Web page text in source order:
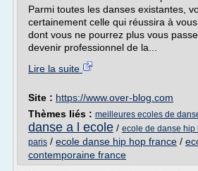
Parmi toutes les danses existantes,
certainement celle qui réussira à
dont vous ne pourrez plus vous
devenir professionnel de la...
Lire la suite
Site : https://www.over-blog.com
Thèmes liés : meilleures ecoles de
danse a l ecole / ecole de danse hip
paris / ecole danse hip hop france /
contemporaine france